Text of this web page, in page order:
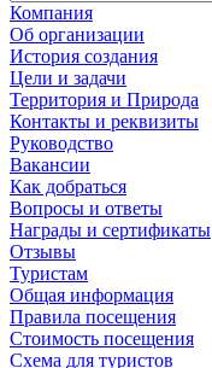
Компания
Об организации
История создания
Цели и задачи
Территория и Природа
Контакты и реквизиты
Руководство
Вакансии
Как добраться
Вопросы и ответы
Награды и сертификаты
Отзывы
Туристам
Общая информация
Правила посещения
Стоимость посещения
Схема для туристов